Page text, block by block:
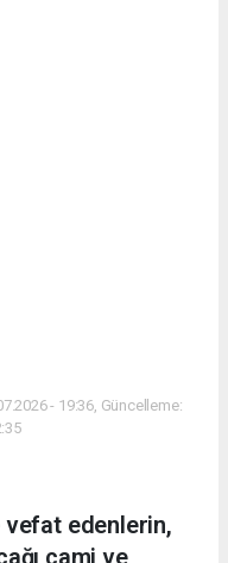
- 19:36, Güncelleme:
vefat edenlerin,
cami ve